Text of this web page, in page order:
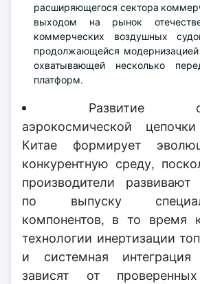
расширяющегося сектора
выходом на рынок
коммерческих воздушных
продолжающейся модернизацией
охватывающей несколько
платформ.
Развитие
аэрокосмической
Китае формирует
конкурентную среду,
производители
по выпуску
компонентов, в то время
технологии инертизации
и системная интеграция
зависят от